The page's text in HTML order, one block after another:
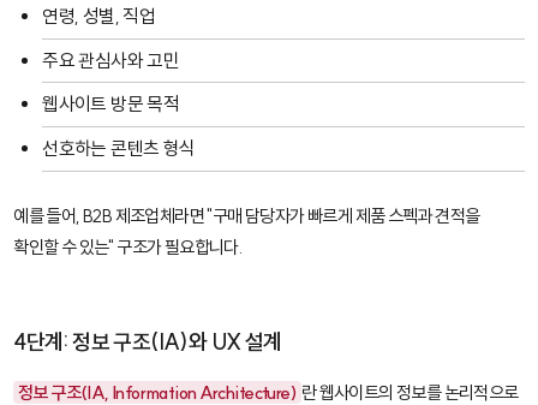
연령, 성별, 직업
주요 관심사와 고민
웹사이트 방문 목적
선호하는 콘텐츠 형식
예를 들어, B2B 제조업체라면 "구매 담당자가 빠르게 제품 스펙과 견적을
확인할 수 있는" 구조가 필요합니다.
4단계: 정보 구조(IA)와 UX 설계
정보 구조(IA, Information Architecture) 란 웹사이트의 정보를 논리적으로